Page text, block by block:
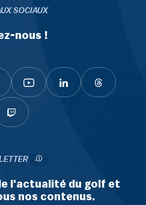
SOCIAUX
nous !
l'actualité du golf et
nos contenus.